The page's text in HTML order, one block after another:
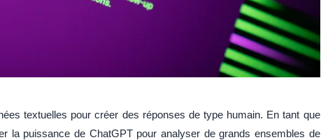
textuelles pour créer des réponses de type humain. En tant que
la puissance de ChatGPT pour analyser de grands ensembles de